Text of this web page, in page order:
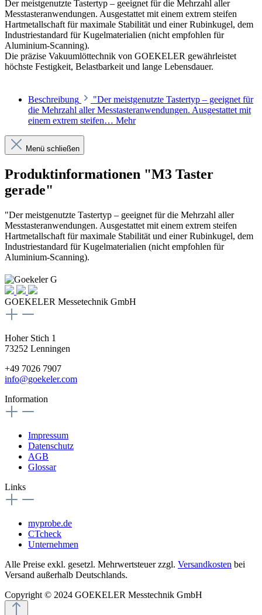
Der meistgenutzte Tastertyp – geeignet für die Mehrzahl aller
Messtasteranwendungen. Ausgestattet mit einem extrem steifen
Hartmetallschaft für maximale Stabilität und einer Rubinkugel, dem
Industriestandard für Kugelmaterialien (nicht empfohlen für
Aluminium-Scanning).
Die präzise Vakuumlöttechnik von GOEKELER gewährleistet
höchste Festigkeit, Belastbarkeit und lange Lebensdauer.
Beschreibung
"Der meistgenutzte Tastertyp – geeignet für
die Mehrzahl aller Messtasteranwendungen. Ausgestattet mit
einem extrem steifen… Mehr
Menü schließen
Produktinformationen "M3 Taster
gerade"
"Der meistgenutzte Tastertyp – geeignet für die Mehrzahl aller
Messtasteranwendungen. Ausgestattet mit einem extrem steifen
Hartmetallschaft für maximale Stabilität und einer Rubinkugel, dem
Industriestandard für Kugelmaterialien (nicht empfohlen für
Aluminium-Scanning).
GOEKELER Messetechnik GmbH
Hoher Stich 1
73252 Lenningen
+49 7026 7907
info@goekeler.com
Information
Impressum
Datenschutz
AGB
Glossar
Links
myprobe.de
CTcheck
Unternehmen
Alle Preise exkl. gesetzl. Mehrwertsteuer zzgl. Versandkosten bei
Versand außerhalb Deutschlands.
Copyright © 2024 GOEKELER Messtechnik GmbH